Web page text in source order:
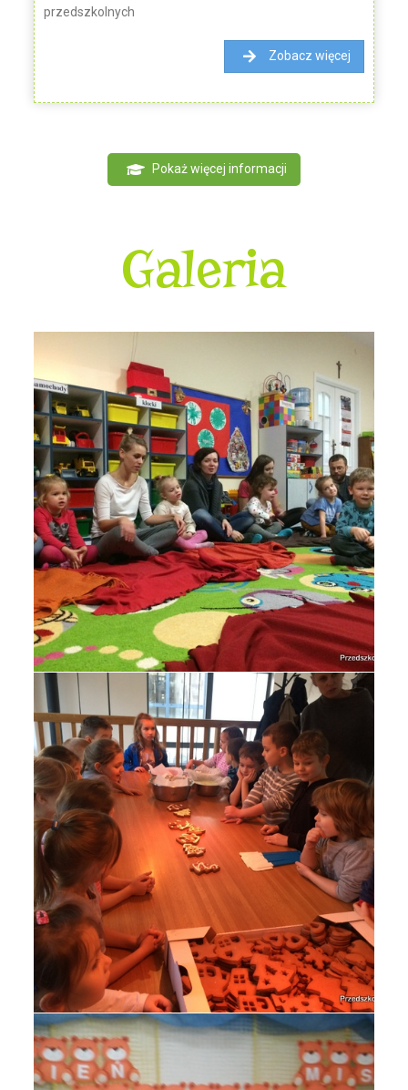
przedszkolnych
Zobacz więcej
Pokaż więcej informacji
Galeria